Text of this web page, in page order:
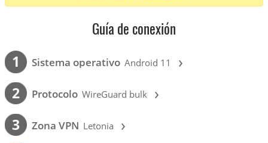
Guía de conexión
1 Sistema operativo Android 11 ›
2 Protocolo WireGuard bulk ›
3 Zona VPN Letonia ›